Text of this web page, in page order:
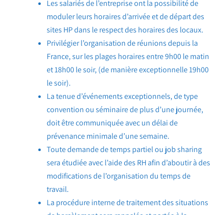
Les salariés de l’entreprise ont la possibilité de
moduler leurs horaires d’arrivée et de départ des
sites HP dans le respect des horaires des locaux.
Privilégier l’organisation de réunions depuis la
France, sur les plages horaires entre 9h00 le matin
et 18h00 le soir, (de manière exceptionnelle 19h00
le soir).
La tenue d’événements exceptionnels, de type
convention ou séminaire de plus d’une journée,
doit être communiquée avec un délai de
prévenance minimale d’une semaine.
Toute demande de temps partiel ou job sharing
sera étudiée avec l’aide des RH afin d’aboutir à des
modifications de l’organisation du temps de
travail.
La procédure interne de traitement des situations